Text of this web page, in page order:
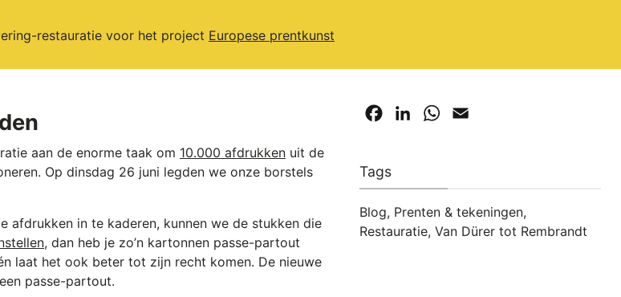
restauratie voor het project Europese prentkunst
aan de enorme taak om 10.000 afdrukken uit de
Op dinsdag 26 juni legden we onze borstels
afdrukken in te kaderen, kunnen we de stukken die
, dan heb je zo’n kartonnen passe-partout
laat het ook beter tot zijn recht komen. De nieuwe
passe-partout.
FacebookLinkedInWhatsApp
Tags
Blog, Prenten & tekeningen,
Restauratie, Van Dürer tot Rembrandt